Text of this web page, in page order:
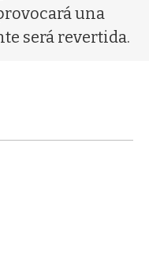
una
será revertida.